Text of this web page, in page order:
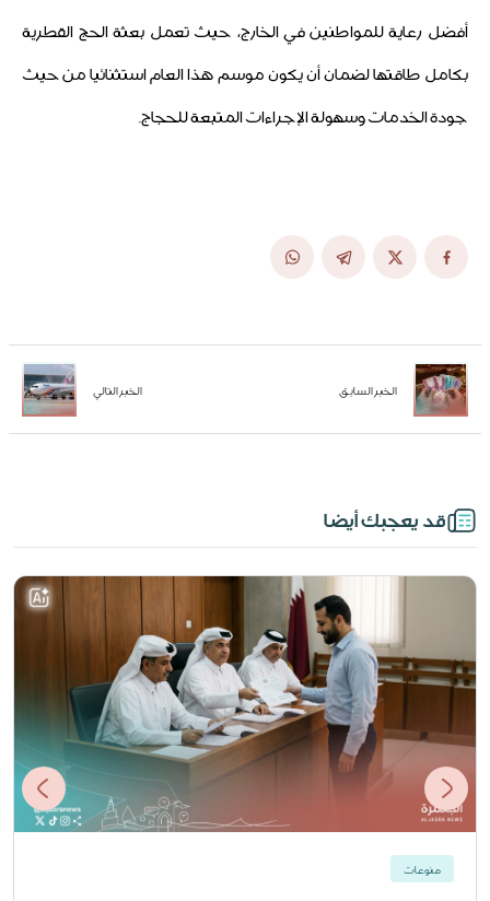
أفضل رعاية للمواطنين في الخارج، حيث تعمل بعثة الحج القطرية
بكامل طاقتها لضمان أن يكون موسم هذا العام استثنائيا من حيث
جودة الخدمات وسهولة الإجراءات المتبعة للحجاج.
الخبر السابق الخبر التالي
قد يعجبك أيضا
منوعات